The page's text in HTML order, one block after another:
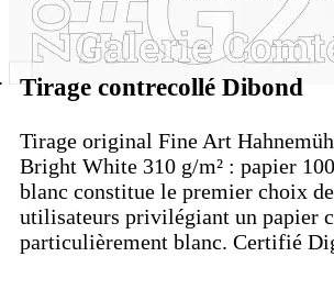
Tirage contrecollé Dibond
Tirage original Fine Art
Bright White 310 g/m² : papier
blanc constitue le premier choix
utilisateurs privilégiant un papier
particulièrement blanc. Certifié